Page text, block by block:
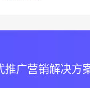
推广营销解决方